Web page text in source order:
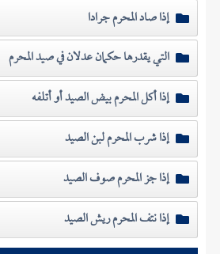
إذا صاد المحرم جرادا
التي يقدرها حكمان عدلان في صيد المحرم
إذا أكل المحرم بيض الصيد أو أتلفه
إذا شرب المحرم لبن الصيد
إذا جز المحرم صوف الصيد
إذا نتف المحرم ريش الصيد